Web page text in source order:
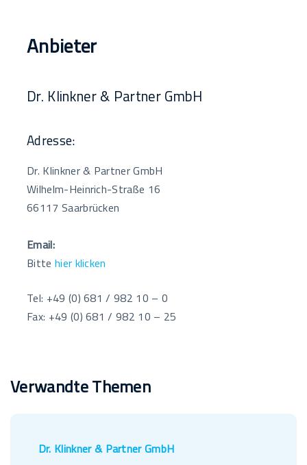
Anbieter
Dr. Klinkner & Partner GmbH
Adresse:
Dr. Klinkner & Partner GmbH
Wilhelm-Heinrich-Straße 16
66117 Saarbrücken
Email:
Bitte hier klicken
Tel: +49 (0) 681 / 982 10 – 0
Fax: +49 (0) 681 / 982 10 – 25
Verwandte Themen
Dr. Klinkner & Partner GmbH